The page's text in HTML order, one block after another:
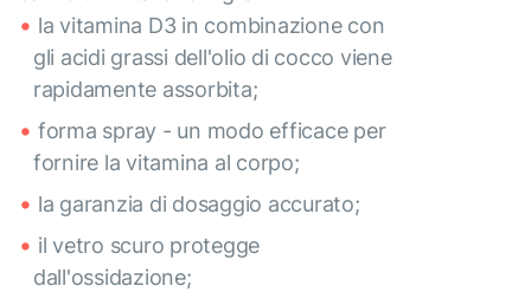
la vitamina D3 in combinazione con
gli acidi grassi dell'olio di cocco viene
rapidamente assorbita;
forma spray - un modo efficace per
fornire la vitamina al corpo;
la garanzia di dosaggio accurato;
il vetro scuro protegge
dall'ossidazione;